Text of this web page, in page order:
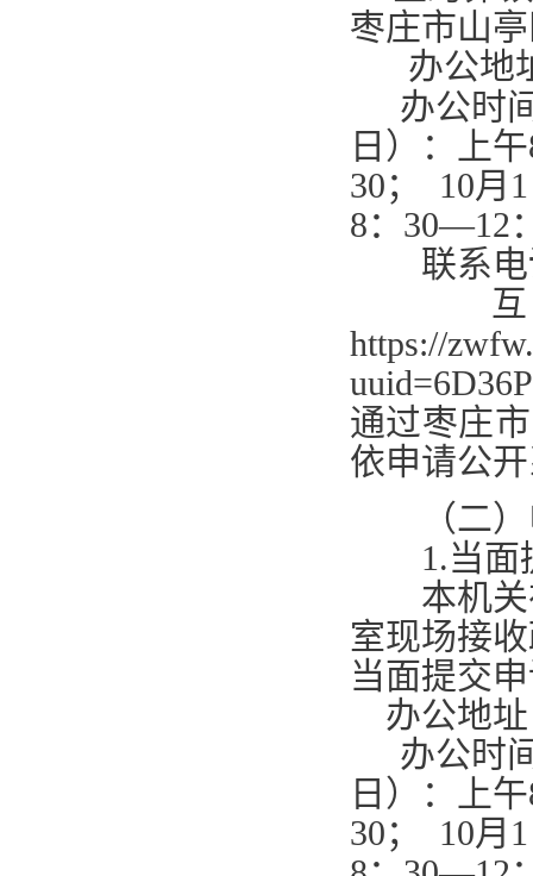
枣庄市山
办公地
办公时
日）：上午
30； 10月 1
8： 30—12
联系电
https://
通过枣庄
依申请公
（二）
1.当面
本机关
室现场接
当面提交
办公地址
办公时
日）：上午
30； 10月 1